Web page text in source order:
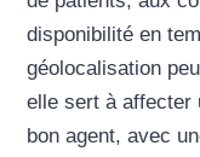
disponibilité en
géolocalisation
elle sert à affecter
bon agent, avec